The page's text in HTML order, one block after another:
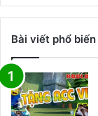
Bài viết phổ biến